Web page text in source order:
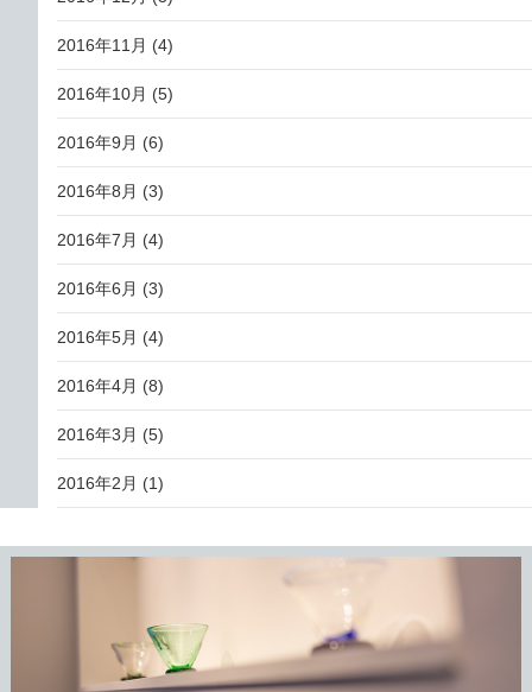
2016年11月 (4)
2016年10月 (5)
2016年9月 (6)
2016年8月 (3)
2016年7月 (4)
2016年6月 (3)
2016年5月 (4)
2016年4月 (8)
2016年3月 (5)
2016年2月 (1)